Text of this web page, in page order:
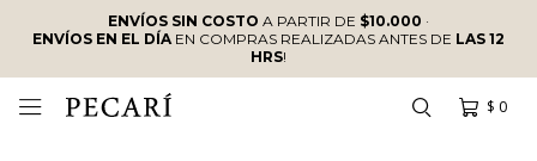
ENVÍOS SIN COSTO A PARTIR DE $10.000 ·
ENVÍOS EN EL DÍAEN COMPRAS REALIZADAS ANTES DE LAS 12
HRS!
$ 0
